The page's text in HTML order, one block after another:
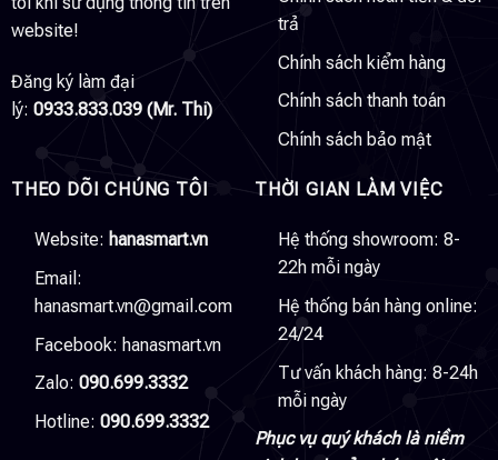
website!
Đăng ký làm đại
lý: 0933.833.039 (Mr. Thi)
trả
Chính sách kiểm hàng
Chính sách thanh toán
Chính sách bảo mật
THEO DÕI CHÚNG TÔI
Website: hanasmart.vn
Email:
hanasmart.vn@gmail.com
Facebook: hanasmart.vn
Zalo: 090.699.3332
Hotline: 090.699.3332
THỜI GIAN LÀM VIỆC
Hệ thống showroom: 8-
22h mỗi ngày
Hệ thống bán hàng online:
24/24
Tư vấn khách hàng: 8-24h
mỗi ngày
Phục vụ quý khách là niềm